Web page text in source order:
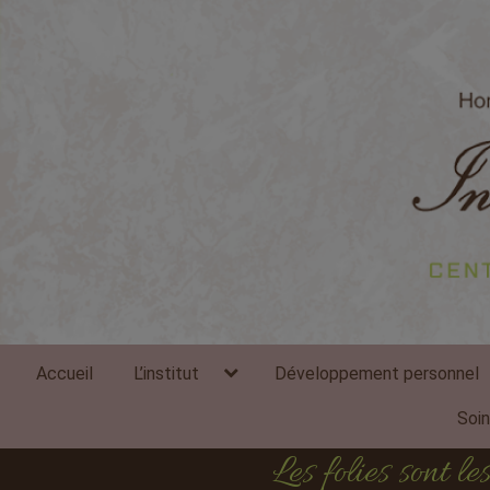
Accueil L’institut
child
Développement personnel
Les folies sont